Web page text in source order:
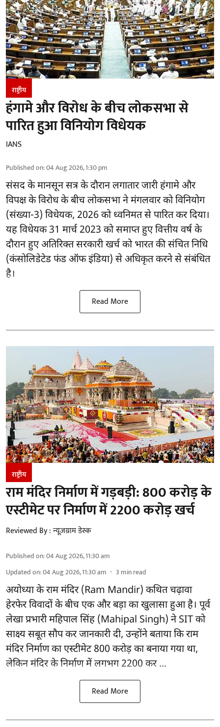
राष्ट्रीय
हंगामे और विरोध के बीच लोकसभा से
पारित हुआ विनियोग विधेयक
IANS
Published on:04 Aug 2026, 1:30 pm
संसद के मानसून सत्र के दौरान लगातार जारी हंगामे और
विपक्ष के विरोध के बीच लोकसभा ने मंगलवार को विनियोग
(संख्या-3) विधेयक, 2026 को ध्वनिमत से पारित कर दिया।
यह विधेयक 31 मार्च 2023 को समाप्त हुए वित्तीय वर्ष के
दौरान हुए अतिरिक्त सरकारी खर्च को भारत की संचित निधि
(कंसोलिडेटेड फंड ऑफ इंडिया) से अधिकृत करने से संबंधित
है।
Read More
राष्ट्रीय
राम मंदिर निर्माण में गड़बड़ी: 800 करोड़ के
एस्टीमेट पर निर्माण में 2200 करोड़ खर्च
Reviewed By :न्यूज़ग्राम डेस्क
Published on:04 Aug 2026, 11:30 am
Updated on:04 Aug 2026, 11:30 am 3 min read
अयोध्या के राम मंदिर(Ram Mandir) कथित चढ़ावा
हेरफेर विवादों के बीच एक और बड़ा का खुलासा हुआ है। पूर्व
लेखा प्रभारी महिपाल सिंह (Mahipal Singh) ने SIT को
साक्ष्य सबूत सौप कर जानकारी दी, उन्होंने बताया कि राम
मंदिर निर्माण का एस्टीमेट 800 करोड़ का बनाया गया था,
लेकिन मंदिर के निर्माण में लगभग 2200 कर ...
Read More